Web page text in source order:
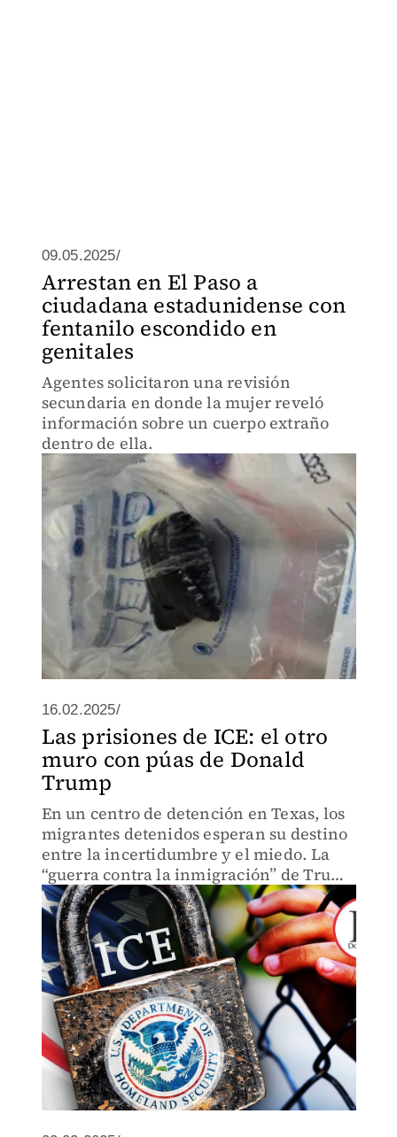
09.05.2025/
Arrestan en El Paso a
ciudadana estadunidense con
fentanilo escondido en
genitales
Agentes solicitaron una revisión
secundaria en donde la mujer reveló
información sobre un cuerpo extraño
dentro de ella.
16.02.2025/
Las prisiones de ICE: el otro
muro con púas de Donald
Trump
En un centro de detención en Texas, los
migrantes detenidos esperan su destino
entre la incertidumbre y el miedo. La
“guerra contra la inmigración” de Trump
apenas comienza.